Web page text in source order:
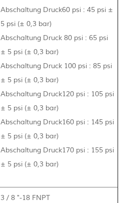
Abschaltung Druck60 psi : 45 psi ±
5 psi (± 0,3 bar)
Abschaltung Druck 80 psi : 65 psi
± 5 psi (± 0,3 bar)
Abschaltung Druck 100 psi : 85 psi
± 5 psi (± 0,3 bar)
Abschaltung Druck120 psi : 105 psi
± 5 psi (± 0,3 bar)
Abschaltung Druck160 psi : 145 psi
± 5 psi (± 0,3 bar)
Abschaltung Druck170 psi : 155 psi
± 5 psi (± 0,3 bar)
3 / 8 "-18 FNPT